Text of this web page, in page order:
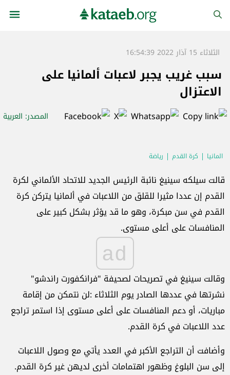
الثلاثاء 15 آذار 2022 16:54:39
سبب غريب يجبر لاعبات ألمانيا على
الاعتزال
المصدر: العربية
المانيا كرة القدم رياضة
قالت سيلكه سينيغ نائبة الرئيس الجديد للاتحاد الألماني لكرة
القدم إن عددا مثيرا للقلق من اللاعبات في ألمانيا يتركن كرة
القدم في سن مبكرة، وهو ما قد يؤثر بشكل كبير على
المنافسات على أعلى مستوى.
ad
وقالت سينيغ في تصريحات لصحيفة "فرانكفورت راندشو"
نشرتها في عددها الصادر يوم الثلاثاء :لن نتمكن من إقامة
مباريات، أو دعم المنافسات على أعلى مستوى إذا استمر تراجع
عدد اللاعبات في كرة القدم.
وأضافت أن التراجع الأكبر في العدد يأتي مع وصول اللاعبات
إلى سن البلوغ وظهور اهتمامات أخرى لديهن غير كرة القدم.